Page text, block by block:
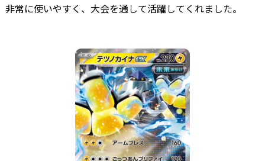
非常に使いやすく、大会を通して活躍してくれました。